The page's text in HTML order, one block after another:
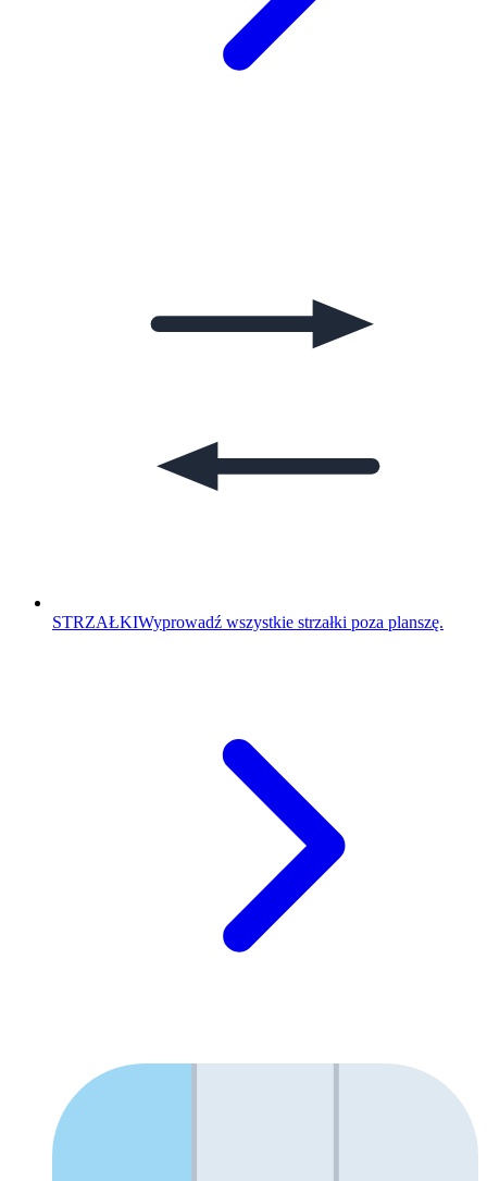
STRZAŁKIWyprowadź wszystkie strzałki poza planszę.